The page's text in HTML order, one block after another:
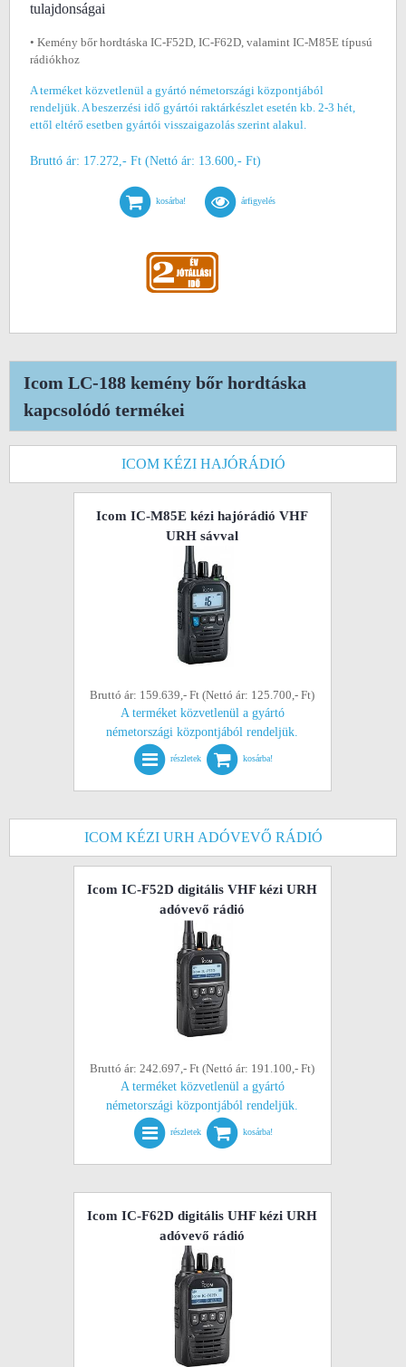
tulajdonságai
• Kemény bőr hordtáska IC-F52D, IC-F62D, valamint IC-M85E típusú
rádiókhoz
A terméket közvetlenül a gyártó németországi központjából
rendeljük. A beszerzési idő gyártói raktárkészlet esetén kb. 2-3 hét,
ettől eltérő esetben gyártói visszaigazolás szerint alakul.
Bruttó ár: 17.272,- Ft (Nettó ár: 13.600,- Ft)
kosárba! árfigyelés
Icom LC-188 kemény bőr hordtáska
kapcsolódó termékei
ICOM KÉZI HAJÓRÁDIÓ
Icom IC-M85E kézi hajórádió VHF
URH sávval
Bruttó ár: 159.639,- Ft (Nettó ár: 125.700,- Ft)
A terméket közvetlenül a gyártó
németországi központjából rendeljük.
részletek kosárba!
ICOM KÉZI URH ADÓVEVŐ RÁDIÓ
Icom IC-F52D digitális VHF kézi URH
adóvevő rádió
Bruttó ár: 242.697,- Ft (Nettó ár: 191.100,- Ft)
A terméket közvetlenül a gyártó
németországi központjából rendeljük.
részletek kosárba!
Icom IC-F62D digitális UHF kézi URH
adóvevő rádió